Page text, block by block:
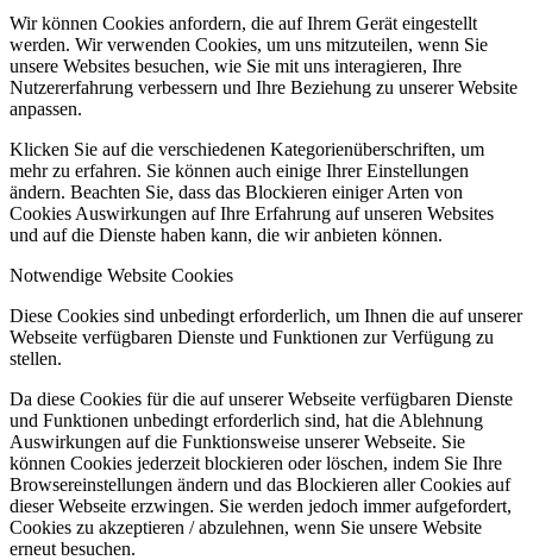
Wir können Cookies anfordern, die auf Ihrem Gerät eingestellt
werden. Wir verwenden Cookies, um uns mitzuteilen, wenn Sie
unsere Websites besuchen, wie Sie mit uns interagieren, Ihre
Nutzererfahrung verbessern und Ihre Beziehung zu unserer Website
anpassen.
Klicken Sie auf die verschiedenen Kategorienüberschriften, um
mehr zu erfahren. Sie können auch einige Ihrer Einstellungen
ändern. Beachten Sie, dass das Blockieren einiger Arten von
Cookies Auswirkungen auf Ihre Erfahrung auf unseren Websites
und auf die Dienste haben kann, die wir anbieten können.
Notwendige Website Cookies
Diese Cookies sind unbedingt erforderlich, um Ihnen die auf unserer
Webseite verfügbaren Dienste und Funktionen zur Verfügung zu
stellen.
Da diese Cookies für die auf unserer Webseite verfügbaren Dienste
und Funktionen unbedingt erforderlich sind, hat die Ablehnung
Auswirkungen auf die Funktionsweise unserer Webseite. Sie
können Cookies jederzeit blockieren oder löschen, indem Sie Ihre
Browsereinstellungen ändern und das Blockieren aller Cookies auf
dieser Webseite erzwingen. Sie werden jedoch immer aufgefordert,
Cookies zu akzeptieren / abzulehnen, wenn Sie unsere Website
erneut besuchen.